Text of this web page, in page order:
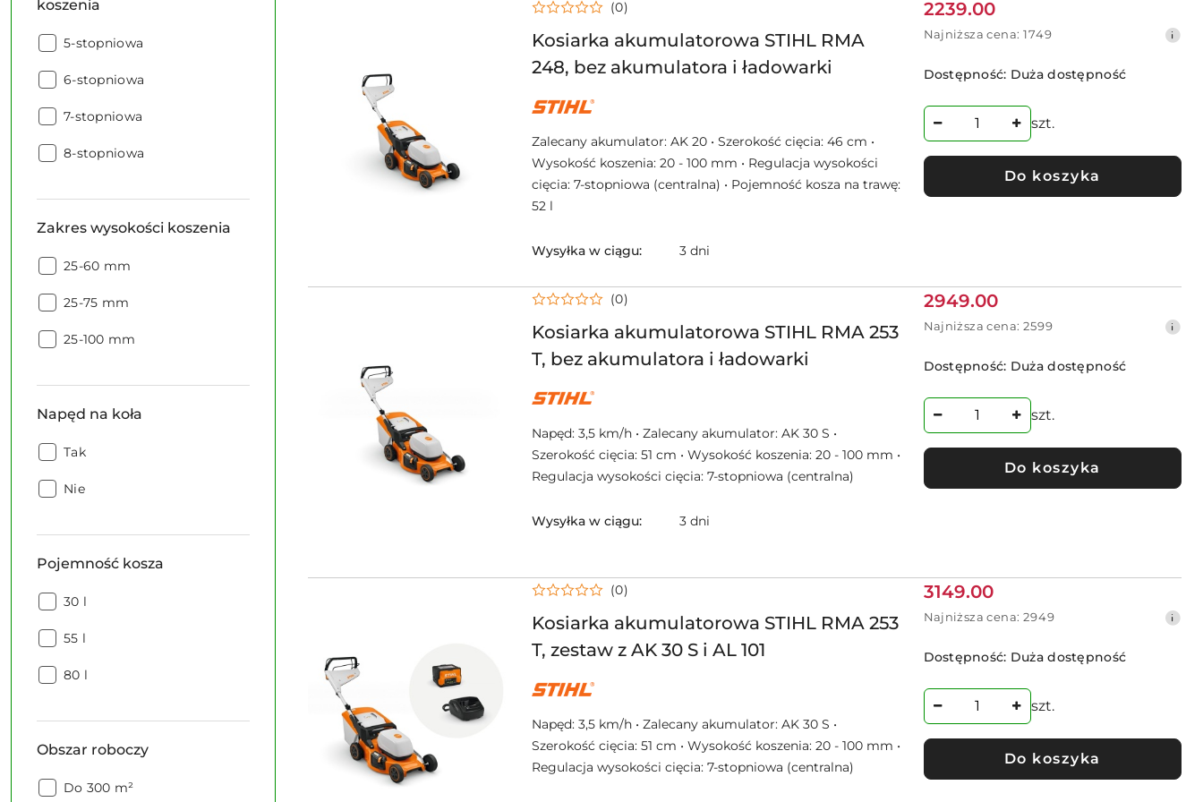
koszenia
Regulacja
koszenia:
5-stopniowa
Regulacja
koszenia:
6-stopniowa
Regulacja
koszenia:
7-stopniowa
Regulacja
8-stopniowa
Zakres wysokości koszenia
Zakres
koszenia:
25-60 mm
Zakres
koszenia:
25-75 mm
Zakres
25-100 mm
Napęd na koła
Napęd
koła:
Tak
Napęd
Nie
Pojemność kosza
Pojemność
30 l
Pojemność
55 l
Pojemność
80 l
Obszar roboczy
Obszar
Do 300 m²
Kosiarka akumulatorowa STIHL RMA
248, bez akumulatora i ładowarki
(0)
NAZWA
PRODUCENTA:
Zalecany akumulator: AK 20 • Szerokość cięcia: 46 cm •
Wysokość koszenia: 20 - 100 mm • Regulacja wysokości
cięcia: 7-stopniowa (centralna) • Pojemność kosza na trawę:
52 l
Wysyłka w ciągu: 3 dni
Cena
promocyjna:
2239.00
Najniższa
30
przed
Najniższa cena: 1749
Dostępność: Duża dostępność
szt.
Do koszyka
Kosiarka akumulatorowa STIHL RMA 253
T, bez akumulatora i ładowarki
(0)
NAZWA
PRODUCENTA:
Napęd: 3,5 km/h • Zalecany akumulator: AK 30 S •
Szerokość cięcia: 51 cm • Wysokość koszenia: 20 - 100 mm •
Regulacja wysokości cięcia: 7-stopniowa (centralna)
Wysyłka w ciągu: 3 dni
Cena
promocyjna:
2949.00
Najniższa
30
przed
Najniższa cena: 2599
Dostępność: Duża dostępność
szt.
Do koszyka
Kosiarka akumulatorowa STIHL RMA 253
T, zestaw z AK 30 S i AL 101
(0)
NAZWA
PRODUCENTA:
Napęd: 3,5 km/h • Zalecany akumulator: AK 30 S •
Szerokość cięcia: 51 cm • Wysokość koszenia: 20 - 100 mm •
Regulacja wysokości cięcia: 7-stopniowa (centralna)
Cena
promocyjna:
3149.00
Najniższa
30
przed
Najniższa cena: 2949
Dostępność: Duża dostępność
szt.
Do koszyka